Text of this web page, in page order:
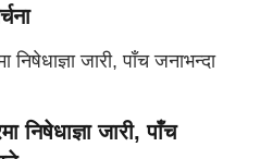
निषेधाज्ञा जारी, पाँच